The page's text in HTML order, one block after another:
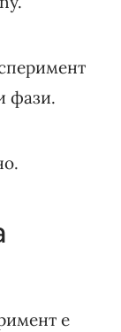
фази.
е